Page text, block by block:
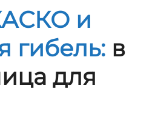
и
гибель: в
для